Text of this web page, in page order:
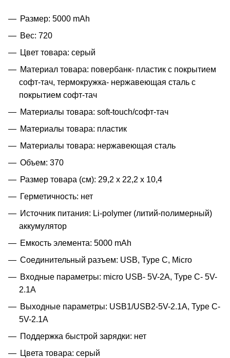
Размер: 5000 mAh
Вес: 720
Цвет товара: серый
Материал товара: повербанк- пластик с покрытием
софт-тач, термокружка- нержавеющая cталь с
покрытием софт-тач
Материалы товара: soft-touch/софт-тач
Материалы товара: пластик
Материалы товара: нержавеющая cталь
Объем: 370
Размер товара (см): 29,2 х 22,2 х 10,4
Герметичность: нет
Источник питания: Li-polymer (литий-полимерный)
аккумулятор
Емкость элемента: 5000 mAh
Соединительный разъем: USB, Type C, Micro
Входные параметры: micro USB- 5V-2A, Type C- 5V-
2.1A
Выходные параметры: USB1/USB2-5V-2.1A, Type C-
5V-2.1A
Поддержка быстрой зарядки: нет
Цвета товара: серый